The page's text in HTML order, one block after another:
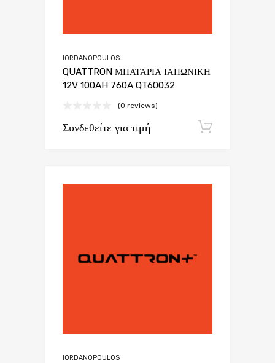
IORDANOPOULOS
QUATTRON ΜΠΑΤΑΡΙΑ ΙΑΠΩΝΙΚΗ
12V 100AH 760A QT60032
(0 reviews)
Συνδεθείτε για τιμή
IORDANOPOULOS